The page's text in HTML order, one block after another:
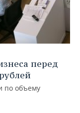
перед
по объему